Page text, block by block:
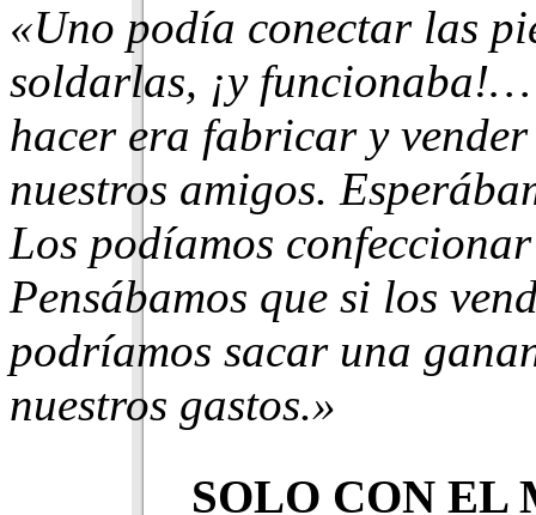
«Uno podía conectar las
soldarlas, ¡y
hacer era fabricar y
nuestros amigos.
Los podía­mos
Pensábamos que si los
podríamos sacar una
nuestros gastos.»
SOLO CON EL